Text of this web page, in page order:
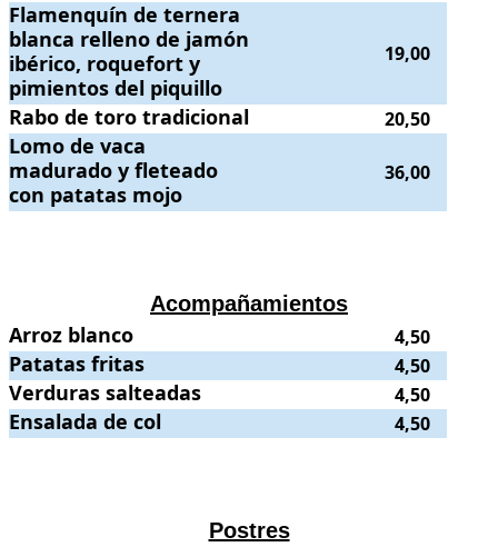
Flamenquín de ternera blanca relleno de jamón ibérico, roquefort y
Flamenquín de ternera
blanca relleno de jamón
ibérico, roquefort y
pimientos del piquillo
19,00
Rabo de toro tradicional .. Precio:
Rabo de toro tradicional 20,50
Lomo de vaca madurado y fleteado con patatas mojo
Lomo de vaca
madurado y fleteado
con patatas mojo
36,00
Acompañamientos
Arroz blanco .. Precio:
Arroz blanco 4,50
Patatas fritas .. Precio:
Patatas fritas 4,50
Verduras salteadas .. Precio:
Verduras salteadas 4,50
Ensalada de col . . Precio:
Ensalada de col 4,50
Postres